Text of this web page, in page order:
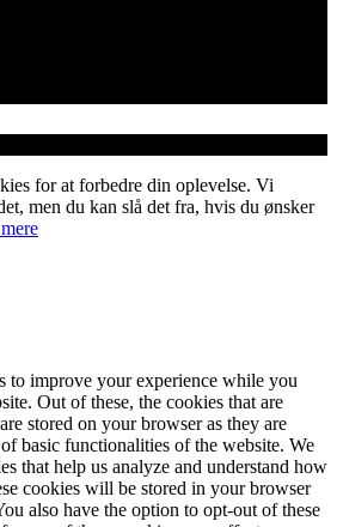
for at forbedre din oplevelse. Vi
men du kan slå det fra, hvis du ønsker
to improve your experience while you
Out of these, the cookies that are
stored on your browser as they are
basic functionalities of the website. We
that help us analyze and understand how
cookies will be stored in your browser
also have the option to opt-out of these